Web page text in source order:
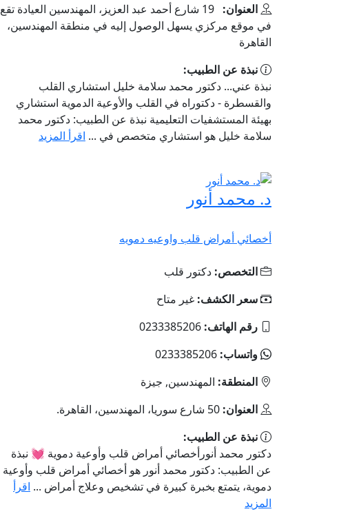
العنوان:
19 شارع أحمد عبد العزيز، المهندسين العيادة تقع
في موقع مركزي يسهل الوصول إليه في منطقة المهندسين،
القاهرة
نبذة عن الطبيب:
نبذة عني... دكتور محمد سلامة خليل استشاري القلب
والقسطرة - دكتوراه في القلب والأوعية الدموية استشاري
بهيئة المستشفيات التعليمية نبذة عن الطبيب: دكتور محمد
سلامة خليل هو استشاري متخصص في ... اقرأ المزيد
د. محمد أنور
أخصائي أمراض قلب واوعيه دمويه
التخصص: دكتور قلب
سعر الكشف: غير متاح
رقم الهاتف: 0233385206
واتساب: 0233385206
المنطقة: المهندسين, جيزة
العنوان: 50 شارع سوريا، المهندسين، القاهرة.
نبذة عن الطبيب:
دكتور محمد أنورأخصائي أمراض قلب وأوعية دموية 💓 نبذة
عن الطبيب: دكتور محمد أنور هو أخصائي أمراض قلب وأوعية
دموية، يتمتع بخبرة كبيرة في تشخيص وعلاج أمراض ... اقرأ
المزيد